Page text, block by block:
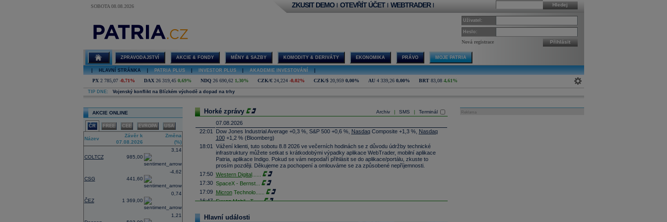
SOBOTA 08.08.2026
ekonomika a
finance, kurzy,
komodity
Hledej
ZKUSIT DEMO | OTEVŘÍT ÚČET | WEBTRADER |
Uživatel:
Heslo:
Nová registrace Přihlásit
ZPRAVODAJSTVÍ AKCIE & FONDY MĚNY & SAZBY KOMODITY & DERIVÁTY EKONOMIKA PRÁVO MOJE PATRIA
HLAVNÍ STRÁNKA PATRIA PLUS INVESTOR PLUS AKADEMIE INVESTOVÁNÍ
PX 2 785,07 -0,71% DAX 26 319,45 0,69% NDQ 26 690,62 1,30% CZK/€ 24,224 -0,02% CZK/$ 20,959 0,00% AU 4 339,26 0,00% BRT 83,08 4,61%
TIP DNE: Vojenský konflikt na Blízkém východě a dopad na trhy
AKCIE ONLINE
ČR FREE CEE EVROPA USA
Název
Závěr k
07.08.2026
Změna
(%)
COLTCZ 985,00
3,14
CSG 441,60
-4,62
ČEZ 1 369,00
0,74
1,21
Archiv SMS Terminál
Horké zprávy
07.08.2026
22:01
Dow Jones Industrial Average +0,3 %, S&P 500 +0,6 %, NasdaqComposite +1,3 %, Nasdaq
100+1,2 % (Bloomberg)
18:01
Vážení klienti, tuto sobotu 8.8 2026 ve večerních hodinách se z důvodu údržby technické
infrastruktury můžete setkat s krátkodobými výpadky aplikace WebTrader, mobilní aplikace
Patria, aplikace Indigo. Pokud se vám nepodaří přihlásit se do aplikace/portálu, zkuste to
prosím později. Děkujeme za pochopení a omlouváme se za způsobené nepříjemnosti.
17:50 Western Digital......
17:30 SpaceX - Bernst...
17:09
MicronTechnolo......
16:47 ExxonMobil - T......
obchodů za poslední rok je 0,665 mld. Kč.
Hlavní události
Reklama